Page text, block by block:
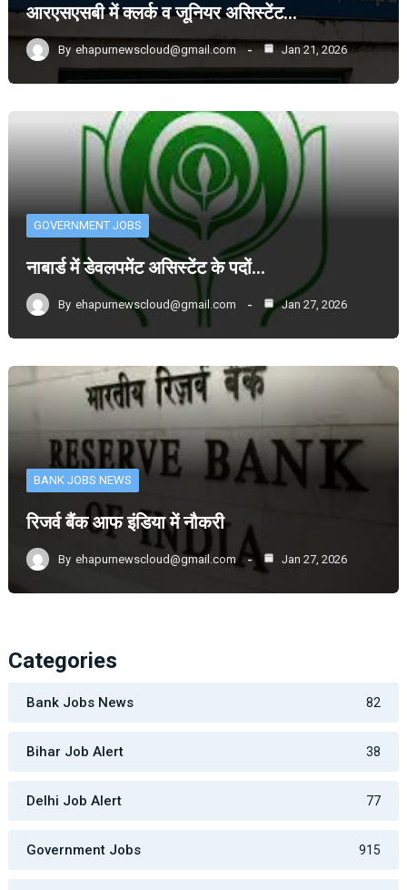
आरएसएसबी में क्लर्क व जूनियर असिस्टेंट…
By ehapurnewscloud@gmail.com Jan 21, 2026
GOVERNMENT JOBS
नाबार्ड में डेवलपमेंट असिस्टेंट के पदों…
By ehapurnewscloud@gmail.com Jan 27, 2026
BANK JOBS NEWS
रिजर्व बैंक आफ इंडिया में नौकरी
By ehapurnewscloud@gmail.com Jan 27, 2026
Categories
Bank Jobs News 82
Bihar Job Alert 38
Delhi Job Alert 77
Government Jobs 915